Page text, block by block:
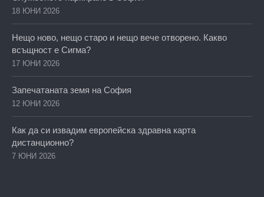
18 ЮНИ 2026
Нещо ново, нещо старо и нещо вече отворено. Какво
всъщност е Сигма?
17 ЮНИ 2026
Запечатаната земя на София
12 ЮНИ 2026
Как да си извадим европейска здравна карта
дистанционно?
7 ЮНИ 2026